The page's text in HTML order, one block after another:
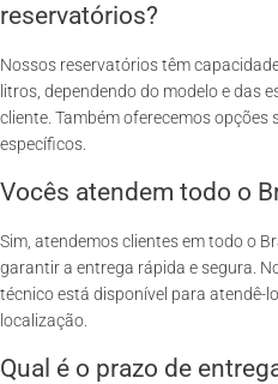
reservatórios?
Nossos reservatórios têm
litros, dependendo do modelo e das
cliente. Também oferecemos
específicos.
Vocês atendem todo o
Sim, atendemos clientes em todo o
garantir a entrega rápida e segura.
técnico está disponível para atendê-
localização.
Qual é o prazo de